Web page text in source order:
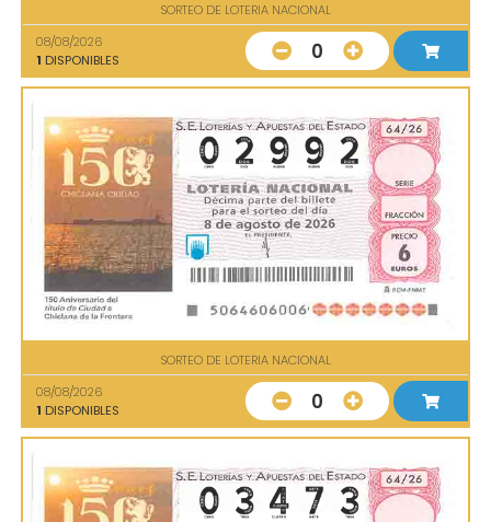
SORTEO DE LOTERIA NACIONAL
08/08/2026
1 DISPONIBLES 0
SORTEO DE LOTERIA NACIONAL
08/08/2026
1 DISPONIBLES 0